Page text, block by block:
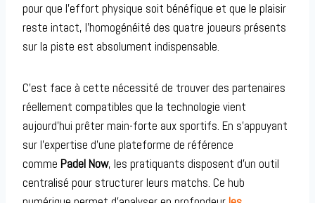
pour que l’effort physique soit bénéfique et que le plaisir
reste intact, l’homogénéité des quatre joueurs présents
sur la piste est absolument indispensable.
C’est face à cette nécessité de trouver des partenaires
réellement compatibles que la technologie vient
aujourd’hui prêter main-forte aux sportifs. En s’appuyant
sur l’expertise d’une plateforme de référence
comme Padel Now, les pratiquants disposent d’un outil
centralisé pour structurer leurs matchs. Ce hub